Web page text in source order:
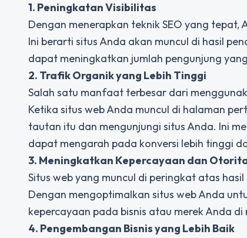
1. Peningkatan Visibilitas
Dengan menerapkan teknik SEO yang
Ini berarti situs Anda akan muncul di hasil
dapat meningkatkan jumlah pengunjung
2. Trafik Organik yang Lebih Tinggi
Salah satu manfaat terbesar dari
Ketika situs web Anda muncul di halaman
tautan itu dan mengunjungi situs Anda. Ini
dapat mengarah pada konversi lebih tinggi
3. Meningkatkan Kepercayaan dan
Situs web yang muncul di peringkat atas
Dengan mengoptimalkan situs web Anda
kepercayaan pada bisnis atau merek Anda
4. Pengembangan Bisnis yang Lebih Baik